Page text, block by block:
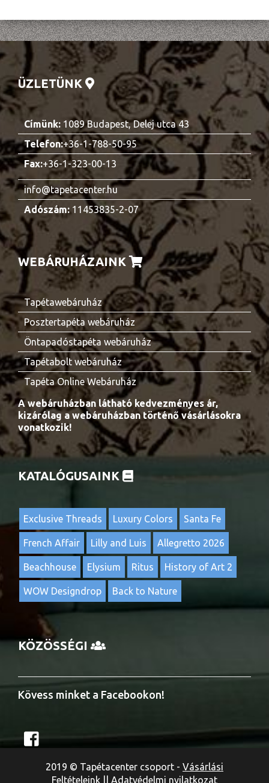
ÜZLETÜNK
Címünk: 1089 Budapest, Delej utca 43
Telefon:+36-1-788-50-95
Fax:+36-1-323-00-13
info@tapetacenter.hu
Adószám:11453835-2-07
WEBÁRUHÁZAINK
Tapétawebáruház
Posztertapéta webáruház
Öntapadóstapéta webáruház
Tapétabolt webáruház
Tapéta Online Webáruház
A webáruházban látható kedvezményes ár,
kizárólag a webáruházban történő vásárlásokra
vonatkozik!
KATALÓGUSAINK
Exclusive Threads Luxury Colors Santa Fe
French Affair Lilly and Luis Allegretto 2026
Beachhouse Elysium Ritus History of Art 2
WOW Designdrop Back to Nature
KÖZÖSSÉGI
Kövess minket a Facebookon!
2019 © Tapétacenter csoport - Vásárlási
Feltételeink
Adatvédelmi nyilatkozat